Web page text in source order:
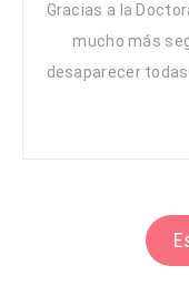
Gracias a la
mucho más
desaparecer todas